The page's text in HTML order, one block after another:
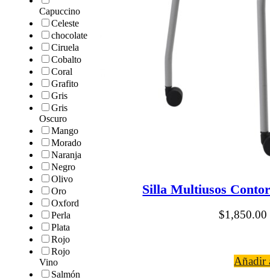
Capuccino
Celeste
chocolate
Ciruela
Cobalto
Coral
Grafito
Gris
Gris
Oscuro
Mango
Morado
Naranja
Negro
Olivo
Oro
Oxford
Perla
Plata
Rojo
Rojo
Vino
Salmón
Silla Multiusos
$1,850.00
Añadir